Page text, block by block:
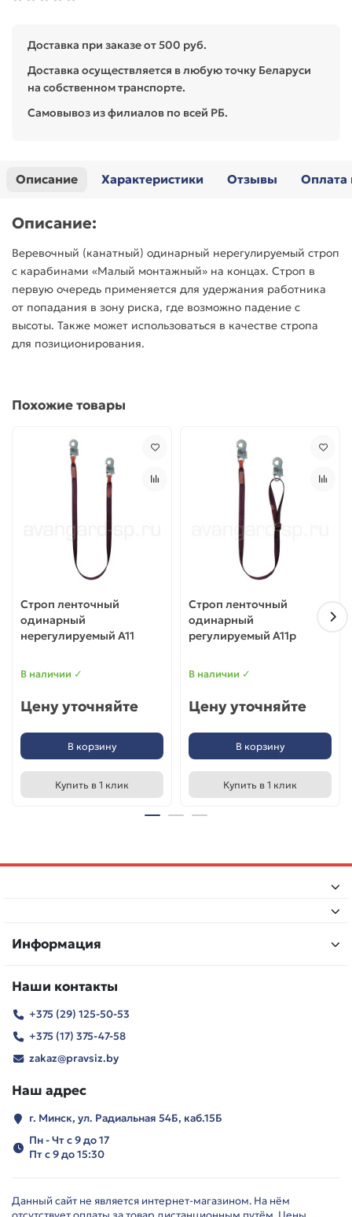
Доставка при заказе от 500 руб.
Доставка осуществляется в любую точку Беларуси
на собственном транспорте.
Самовывоз из филиалов по всей РБ.
Описание Характеристики Отзывы Оплата
Описание:
Веревочный (канатный) одинарный нерегулируемый строп
с карабинами «Малый монтажный» на концах. Строп в
первую очередь применяется для удержания работника
от попадания в зону риска, где возможно падение с
высоты. Также может использоваться в качестве стропа
для позиционирования.
Похожие товары
Строп ленточный
одинарный
нерегулируемый А11
В наличии ✓
Цену уточняйте
В корзину
Купить в 1 клик
Строп ленточный
одинарный
регулируемый А11р
В наличии ✓
Цену уточняйте
В корзину
Купить в 1 клик
Информация
Наши контакты
+375 (29) 125-50-53
+375 (17) 375-47-58
zakaz@pravsiz.by
Наш адрес
г. Минск, ул. Радиальная 54Б, каб.15Б
Пн - Чт с 9 до 17
Пт с 9 до 15:30
Данный сайт не является интернет-магазином. На нём